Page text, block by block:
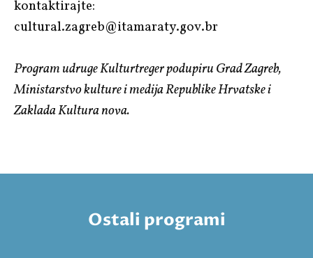
kontaktirajte:
cultural.zagreb@itamaraty.gov.br
Program udruge Kulturtreger podupiru Grad Zagreb,
Ministarstvo kulture i medija Republike Hrvatske i
Zaklada Kultura nova.
Ostali programi